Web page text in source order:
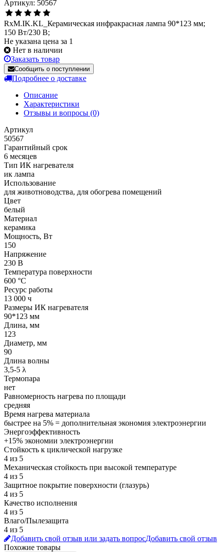
Артикул: 50567
RxM.IK.KL_Керамическая инфракрасная лампа 90*123 мм;
150 Вт/230 В;
Не указана цена за 1
Нет в наличии
Заказать товар
Сообщить о поступлении
Подробнее о доставке
Описание
Характеристики
Отзывы и вопросы (0)
Артикул
50567
Гарантийный срок
6 месяцев
Тип ИК нагревателя
ик лампа
Использование
для животноводства, для обогрева помещений
Цвет
белый
Материал
керамика
Мощность, Вт
150
Напряжение
230 В
Температура поверхности
600 °С
Ресурс работы
13 000 ч
Размеры ИК нагревателя
90*123 мм
Длина, мм
123
Диаметр, мм
90
Длина волны
3,5-5 λ
Термопара
нет
Равномерность нагрева по площади
средняя
Время нагрева материала
быстрее на 5% = дополнительная экономия электроэнергии
Энергоэффективность
+15% экономии электроэнергии
Стойкость к циклической нагрузке
4 из 5
Механическая стойкость при высокой температуре
4 из 5
Защитное покрытие поверхности (глазурь)
4 из 5
Качество исполнения
4 из 5
Влаго/Пылезащита
4 из 5
Добавить свой отзыв или задать вопросДобавить свой отзыв
Похожие товары